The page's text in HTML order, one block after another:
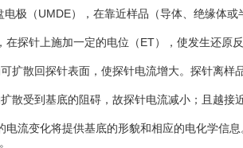
（UMDE），在靠近样品（导体、绝缘体或
针上施加一定的电位（ET），使发生还原反
散回探针表面，使探针电流增大。探针离样
受到基底的阻碍，故探针电流减小；且越接
流变化将提供基底的形貌和相应的电化学信息